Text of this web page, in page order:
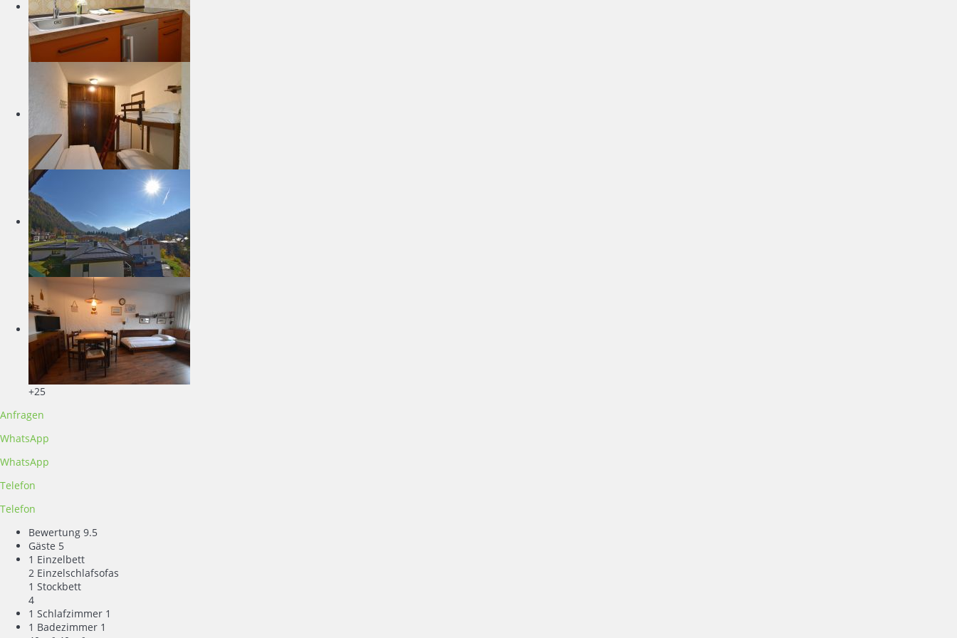
+25
Anfragen
WhatsApp
WhatsApp
Telefon
Telefon
Bewertung 9.5
Gäste 5
1 Einzelbett
2 Einzelschlafsofas
1 Stockbett
4
1 Schlafzimmer 1
1 Badezimmer 1